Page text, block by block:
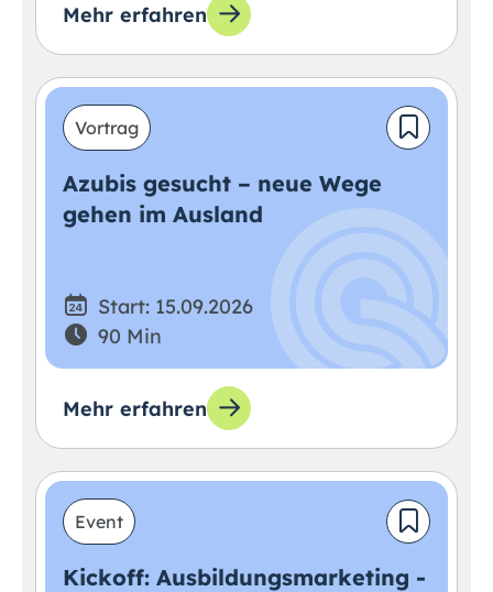
Mehr erfahren
Vortrag
Azubis gesucht – neue Wege
gehen im Ausland
Start: 15.09.2026
90 Min
Mehr erfahren
Event
Kickoff: Ausbildungsmarketing -